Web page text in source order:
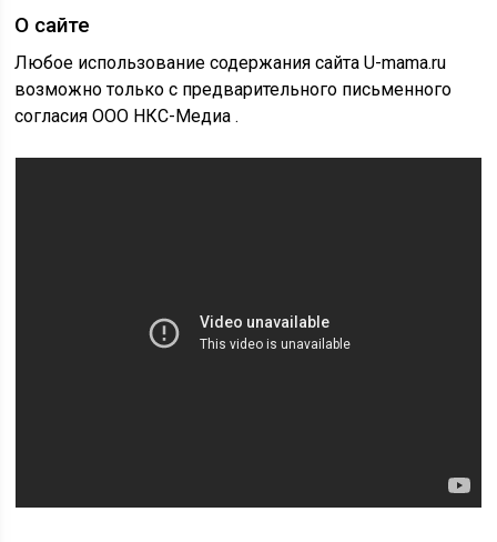
О сайте
Любое использование содержания сайта U-mama.ru
возможно только с предварительного письменного
согласия ООО НКС-Медиа .